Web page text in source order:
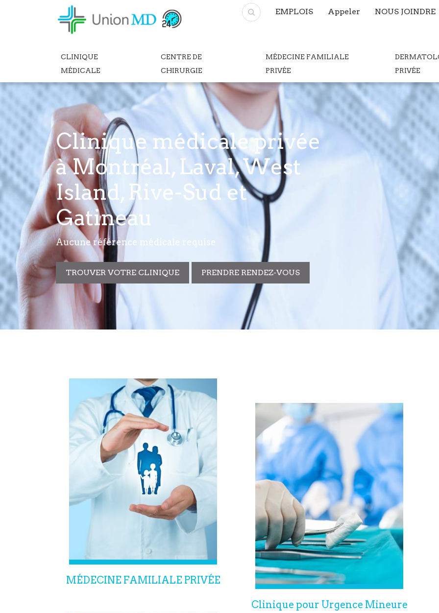
EMPLOIS Appeler NOUS JOINDRE
CLINIQUE
MÉDICALE
CENTRE DE
CHIRURGIE
MÉDECINE FAMILIALE
PRIVÉE
PRIVÉE
Clinique médicale privée
à Montréal, Laval, West
Island, Rive-Sud et
Gatineau
Aucune référence médicale requise
TROUVER VOTRE CLINIQUE PRENDRE RENDEZ-VOUS
MÉDECINE FAMILIALE PRIVÉE
Clinique pour Urgence Mineure